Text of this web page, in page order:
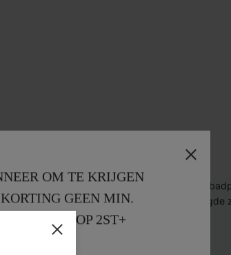
OM TE KRIJGEN
GEEN MIN.
KORTING OP 2ST+